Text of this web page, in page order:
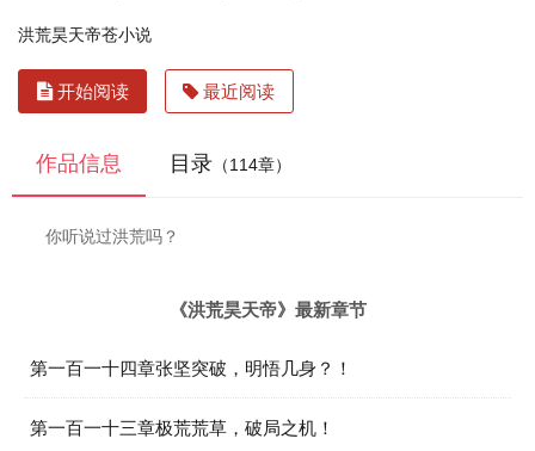
洪荒昊天帝苍小说
开始阅读 最近阅读
作品信息 目录 （114章）
你听说过洪荒吗？
《洪荒昊天帝》最新章节
第一百一十四章张坚突破，明悟几身？！
第一百一十三章极荒荒草，破局之机！